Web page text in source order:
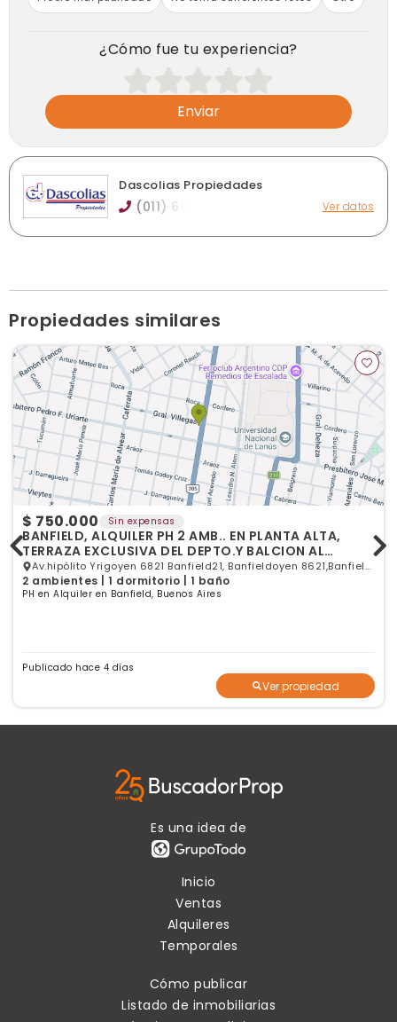
¿Cómo fue tu experiencia?
Enviar
Dascolias Propiedades
(011) 60 Ver datos
Propiedades similares
$ 750.000 Sin expensas
BANFIELD, ALQUILER PH 2 AMB.. EN PLANTA ALTA,
TERRAZA EXCLUSIVA DEL DEPTO.Y BALCION AL
FRENTE,
Av.hipólito Yrigoyen 6821 Banfield21, Banfieldoyen 8621,Banfield,
Banfield, GBA Sur
2 ambientes | 1 dormitorio | 1 baño
PH en Alquiler en Banfield, Buenos Aires
Publicado hace 4 días
Ver propiedad
Es una idea de
Inicio
Ventas
Alquileres
Temporales
Cómo publicar
Listado de inmobiliarias